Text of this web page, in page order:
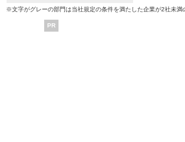
※文字がグレーの部門は当社規定の条件を満たした企業が2社未満
PR